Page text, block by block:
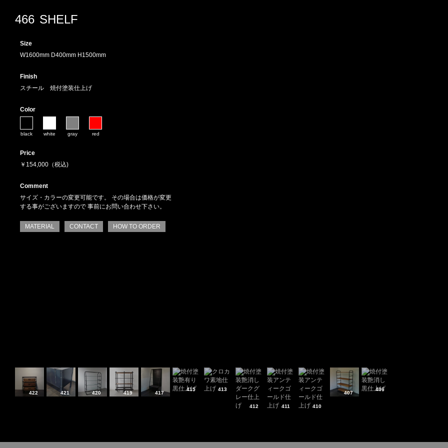
466 SHELF
Size
W1600mm D400mm H1500mm
Finish
スチール 焼付塗装仕上げ
Color
black white gray red
Price
￥154,000（税込)
Comment
サイズ・カラーの変更可能です。 その場合は価格が変更
する事がございますので 事前にお問い合わせ下さい。
MATERIAL CONTACT HOW TO ORDER
422 421 420 419 417
415 413
412 411 410
407
406